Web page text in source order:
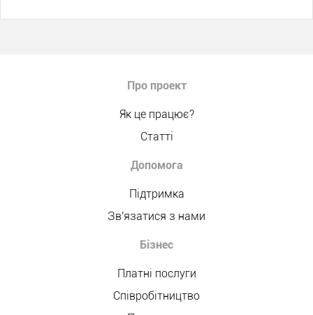
Про проект
Як це працює?
Статті
Допомога
Підтримка
Зв'язатися з нами
Бізнес
Платні послуги
Співробітництво